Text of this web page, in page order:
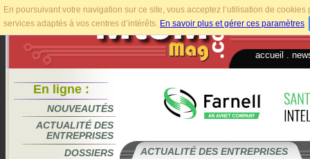
En poursuivant votre navigation sur ce site, vous acceptez l’utilisation de
services adaptés à vos centres d’intérêts. En savoir plus et gérer ces paramètres.
accueil
En ligne :
NOUVEAUTÉS
ACTUALITÉ DES
ENTREPRISES
DOSSIERS
ACTUALITÉ DES ENTREPRISES